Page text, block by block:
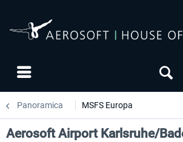
Panoramica MSFS Europa
Aerosoft Airport Karlsruhe/